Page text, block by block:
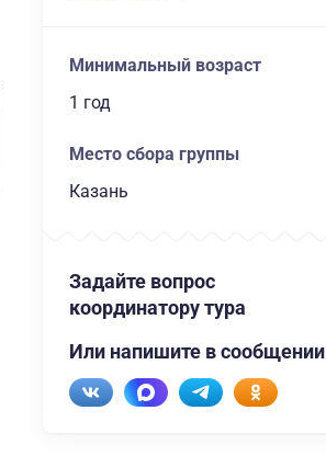
Минимальный возраст
1 год
Место сбора группы
Казань
Задайте вопрос
координатору тура
Или напишите в сообщении